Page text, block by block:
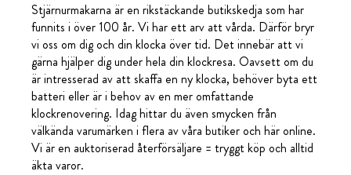
Stjärnurmakarna är en rikstäckande butikskedja som har
funnits i över 100 år. Vi har ett arv att vårda. Därför bryr
vi oss om dig och din klocka över tid. Det innebär att vi
gärna hjälper dig under hela din klockresa. Oavsett om du
är intresserad av att skaffa en ny klocka, behöver byta ett
batteri eller är i behov av en mer omfattande
klockrenovering. Idag hittar du även smycken från
välkända varumärken i flera av våra butiker och här online.
Vi är en auktoriserad återförsäljare = tryggt köp och alltid
äkta varor.